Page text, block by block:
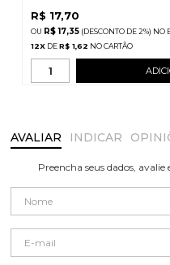
R$ 17,70
R$ 17,35 (DESCONTO DE2%) NO
12X DER$ 1,62
AVALIAR INDICAR
Preencha seus dados,